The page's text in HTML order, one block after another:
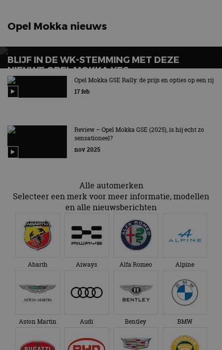
Opel Mokka nieuws
BLIJF IN DE WK-STEMMING MET DEZE
NIEUWE OPEL MOKKA YES
Opel Mokka GSE Rally: de prijs en opties op een rij
17 feb
Review – Opel Mokka GSE (2025), is hij echt zo
sensationeel?
nov 2025
Alle automerken
Selecteer een merk voor meer informatie, modellen
en alle nieuwsberichten
Abarth Aiways Alfa Romeo Alpine
Aston Martin Audi Bentley BMW